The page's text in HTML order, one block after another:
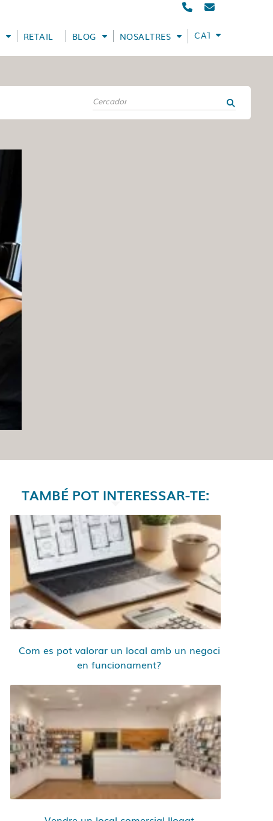
RETAIL BLOG NOSALTRES CATALÀ
TAMBÉ POT INTERESSAR-TE:
Com es pot valorar un local amb un negoci
en funcionament?